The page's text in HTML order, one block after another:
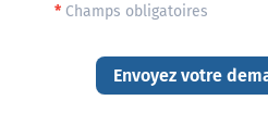
*Champs obligatoires
Envoyez votre